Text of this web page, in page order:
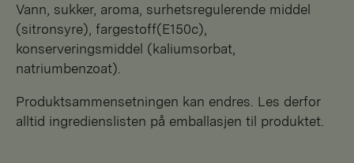
vann, sukker, aroma, surhetsregulerende middel
(sitronsyre), fargestoff(E150c),
konserveringsmiddel (kaliumsorbat,
natriumbenzoat).
Produktsammensetningen kan endres. Les derfor
alltid ingredienslisten på emballasjen til produktet.